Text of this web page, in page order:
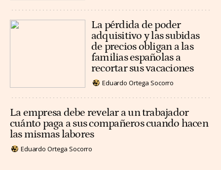
La pérdida de poder
adquisitivo y las subidas
de precios obligan a las
familias españolas a
recortar sus vacaciones
Eduardo Ortega Socorro
La empresa debe revelar a un trabajador
cuánto paga a sus compañeros cuando hacen
las mismas labores
Eduardo Ortega Socorro